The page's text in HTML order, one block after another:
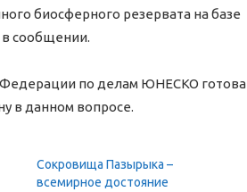
биосферного резервата на базе
в сообщении.
Федерации по делам ЮНЕСКО готова
в данном вопросе.
Сокровища Пазырыка –
всемирное достояние